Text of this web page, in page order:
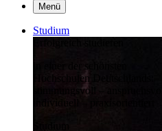
Menü
Studium
in einer der schönsten
Hochschulen Deutschlands:
stimmungsvoll –
individuell – praxisorientiert